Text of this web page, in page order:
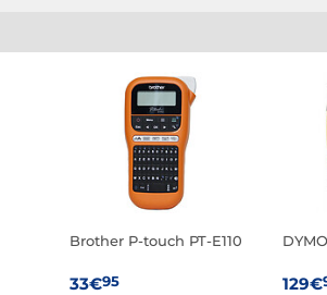
Brother P-touch PT-E110
33€95 129€